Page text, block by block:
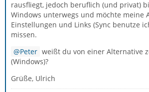
rausfliegt, jedoch beruflich (und privat)
Windows unterwegs und möchte meine
Einstellungen und Links (Sync benutze
missen.
Peter weißt du von einer Alternative
(Windows)?
Grüße, Ulrich